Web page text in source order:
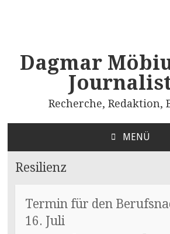
Dagmar
Recherche, Redaktion,
MENÜ
SPRINGEN
Resilienz
Termin für den
16. Juli